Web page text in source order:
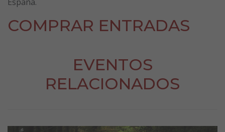
COMPRAR ENTRADAS
EVENTOS
RELACIONADOS